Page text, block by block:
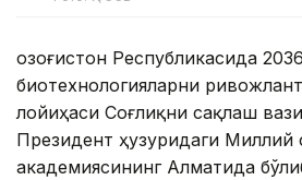
Қозоғистон Республикасида
биотехнологияларни
лойиҳаси Соғлиқни сақлаш
Президент ҳузуридаги Миллий
академиясининг Алматида